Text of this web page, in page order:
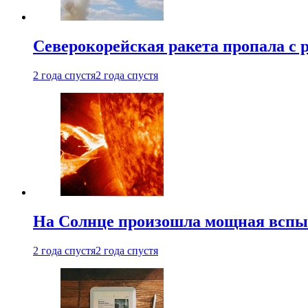
Северокорейская ракета пропала с
2 года спустя2 года спустя
На Солнце произошла мощная
2 года спустя2 года спустя